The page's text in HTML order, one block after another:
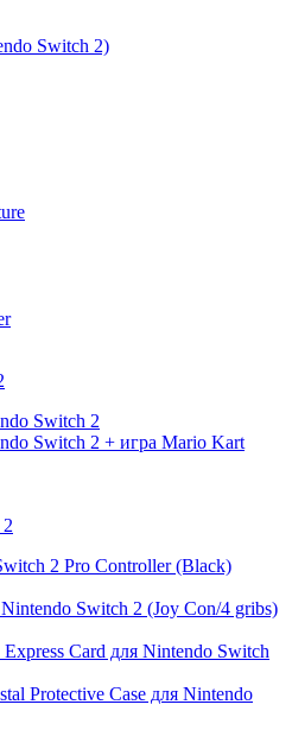
Switch 2)
Switch 2
Switch 2 + игра Mario Kart
2 Pro Controller (Black)
Switch 2 (Joy Con/4 gribs)
Card для Nintendo Switch
Protective Case для Nintendo